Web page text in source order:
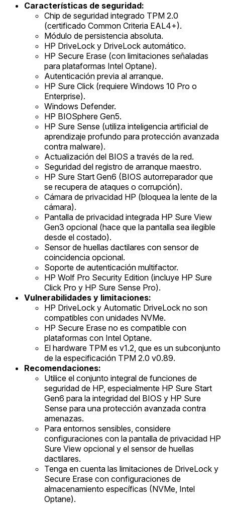
Características de seguridad:
Chip de seguridad integrado TPM 2.0
(certificado Common Criteria EAL4+).
Módulo de persistencia absoluta.
HP DriveLock y DriveLock automático.
HP Secure Erase (con limitaciones señaladas
para plataformas Intel Optane).
Autenticación previa al arranque.
HP Sure Click (requiere Windows 10 Pro o
Enterprise).
Windows Defender.
HP BIOSphere Gen5.
HP Sure Sense (utiliza inteligencia artificial de
aprendizaje profundo para protección avanzada
contra malware).
Actualización del BIOS a través de la red.
Seguridad del registro de arranque maestro.
HP Sure Start Gen6 (BIOS autorreparador que
se recupera de ataques o corrupción).
Cámara de privacidad HP (bloquea la lente de la
cámara).
Pantalla de privacidad integrada HP Sure View
Gen3 opcional (hace que la pantalla sea ilegible
desde el costado).
Sensor de huellas dactilares con sensor de
coincidencia opcional.
Soporte de autenticación multifactor.
HP Wolf Pro Security Edition (incluye HP Sure
Click Pro y HP Sure Sense Pro).
Vulnerabilidades y limitaciones:
HP DriveLock y Automatic DriveLock no son
compatibles con unidades NVMe.
HP Secure Erase no es compatible con
plataformas con Intel Optane.
El hardware TPM es v1.2, que es un subconjunto
de la especificación TPM 2.0 v0.89.
Recomendaciones:
Utilice el conjunto integral de funciones de
seguridad de HP, especialmente HP Sure Start
Gen6 para la integridad del BIOS y HP Sure
Sense para una protección avanzada contra
amenazas.
Para entornos sensibles, considere
configuraciones con la pantalla de privacidad HP
Sure View opcional y el sensor de huellas
dactilares.
Tenga en cuenta las limitaciones de DriveLock y
Secure Erase con configuraciones de
almacenamiento específicas (NVMe, Intel
Optane).